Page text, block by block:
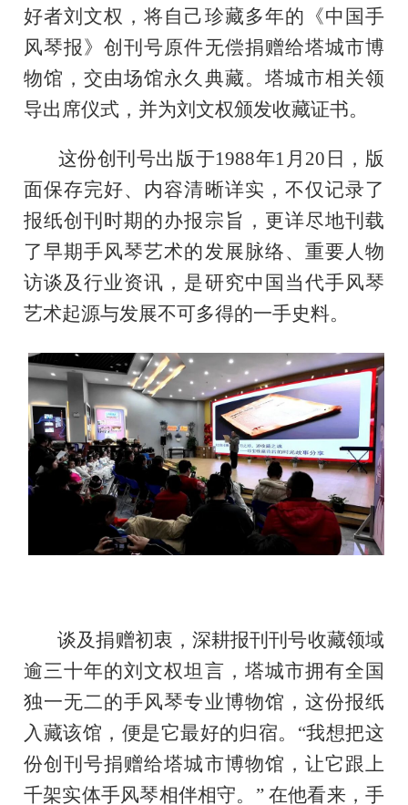
好者刘文权，将自己珍藏多年的《中国手
风琴报》创刊号原件无偿捐赠给塔城市博
物馆，交由场馆永久典藏。塔城市相关领
导出席仪式，并为刘文权颁发收藏证书。
这份创刊号出版于1988年1月20日，版
面保存完好、内容清晰详实，不仅记录了
报纸创刊时期的办报宗旨，更详尽地刊载
了早期手风琴艺术的发展脉络、重要人物
访谈及行业资讯，是研究中国当代手风琴
艺术起源与发展不可多得的一手史料。
谈及捐赠初衷，深耕报刊刊号收藏领域
逾三十年的刘文权坦言，塔城市拥有全国
独一无二的手风琴专业博物馆，这份报纸
入藏该馆，便是它最好的归宿。“我想把这
份创刊号捐赠给塔城市博物馆，让它跟上
千架实体手风琴相伴相守。” 在他看来，手